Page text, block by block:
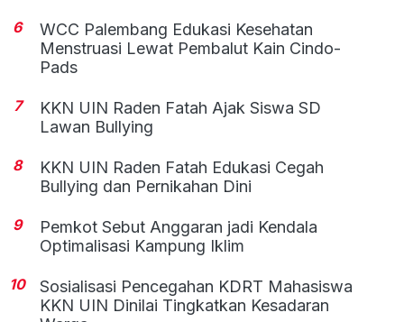
6
WCC Palembang Edukasi Kesehatan
Menstruasi Lewat Pembalut Kain Cindo-
Pads
7
KKN UIN Raden Fatah Ajak Siswa SD
Lawan Bullying
8
KKN UIN Raden Fatah Edukasi Cegah
Bullying dan Pernikahan Dini
9
Pemkot Sebut Anggaran jadi Kendala
Optimalisasi Kampung Iklim
10
Sosialisasi Pencegahan KDRT Mahasiswa
KKN UIN Dinilai Tingkatkan Kesadaran